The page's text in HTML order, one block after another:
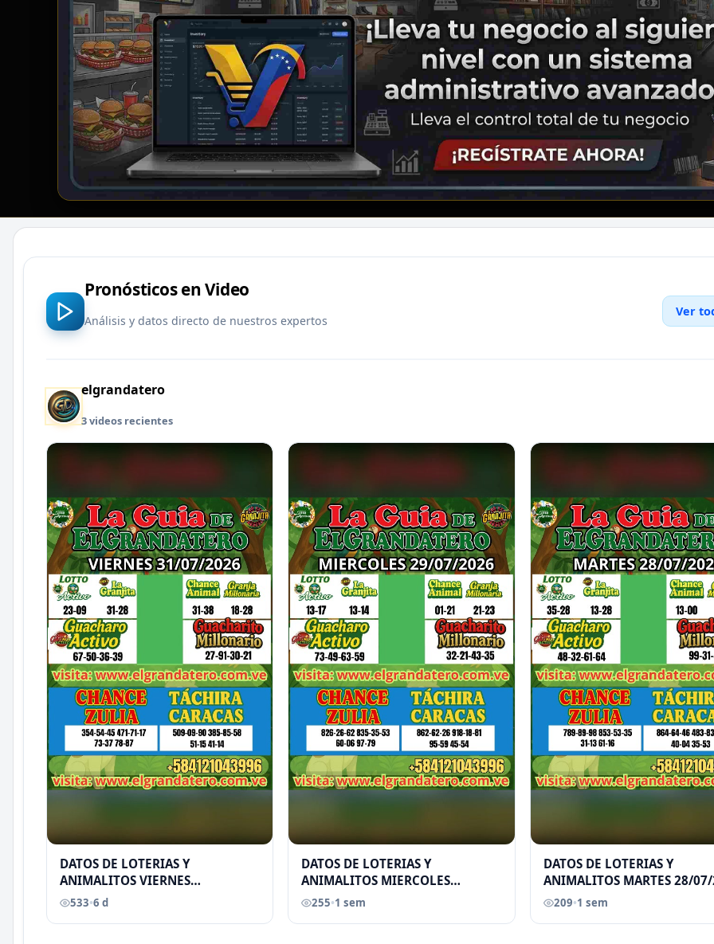
Pronósticos en Video
Análisis y datos directo de nuestros expertos
Ver
elgrandatero
3 videos recientes
DATOS DE LOTERIAS Y
ANIMALITOS VIERNES
31/07/2026
533•6 d
DATOS DE LOTERIAS Y
ANIMALITOS MIERCOLES
29/07/2026 ELGRANDATERO JOSE
255•1 sem
DATOS DE LOTERIAS Y
ANIMALITOS MARTES 28/07/
ELGRANDATERO JOSE EREU
209•1 sem